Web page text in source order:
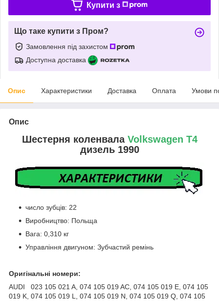
Купити з
Що таке купити з Пром?
Замовлення під захистом
Доступна доставка
Опис Характеристики Доставка Оплата Умови
Опис
Шестерня коленвала Volkswagen T4
дизель 1990
число зубців: 22
Виробництво: Польща
Вага: 0,310 кг
Управління двигуном: Зубчастий ремінь
Оригінальні номери:
AUDI 023 105 021 A, 074 105 019 AC, 074 105 019 E, 074 105
019 K, 074 105 019 L, 074 105 019 N, 074 105 019 Q, 074 105